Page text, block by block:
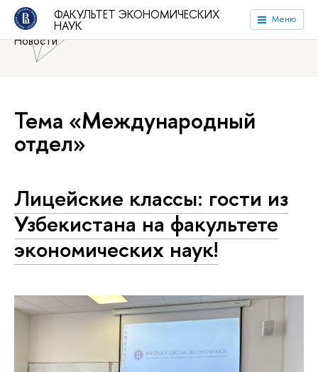
ФАКУЛЬТЕТ ЭКОНОМИЧЕСКИХ
НАУК Меню
Национальный исследовательский университет «Высшая
школа экономики»
Факультет экономических наук
Новости
Тема «Международный
отдел»
Лицейские классы: гости из
Узбекистана на факультете
экономических наук!